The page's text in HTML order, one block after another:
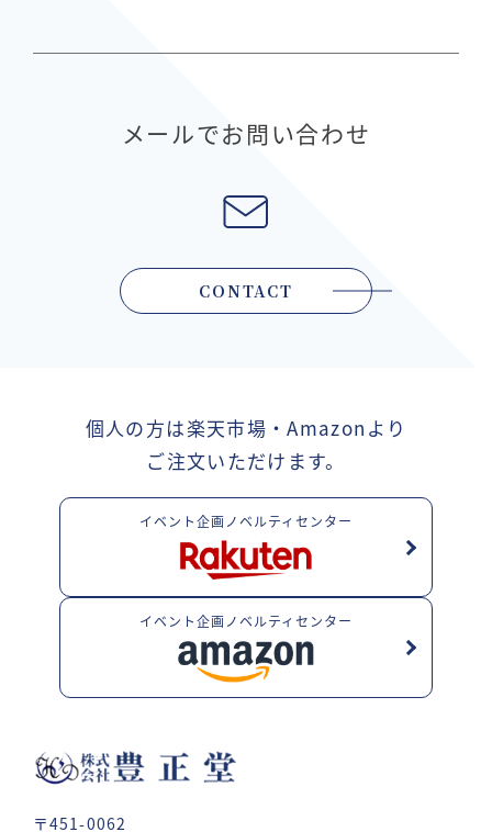
メールでお問い合わせ
CONTACT
〒451-0062
個人の方は楽天市場・Amazonより
ご注文いただけます。
イベント企画ノベルティセンター
イベント企画ノベルティセンター